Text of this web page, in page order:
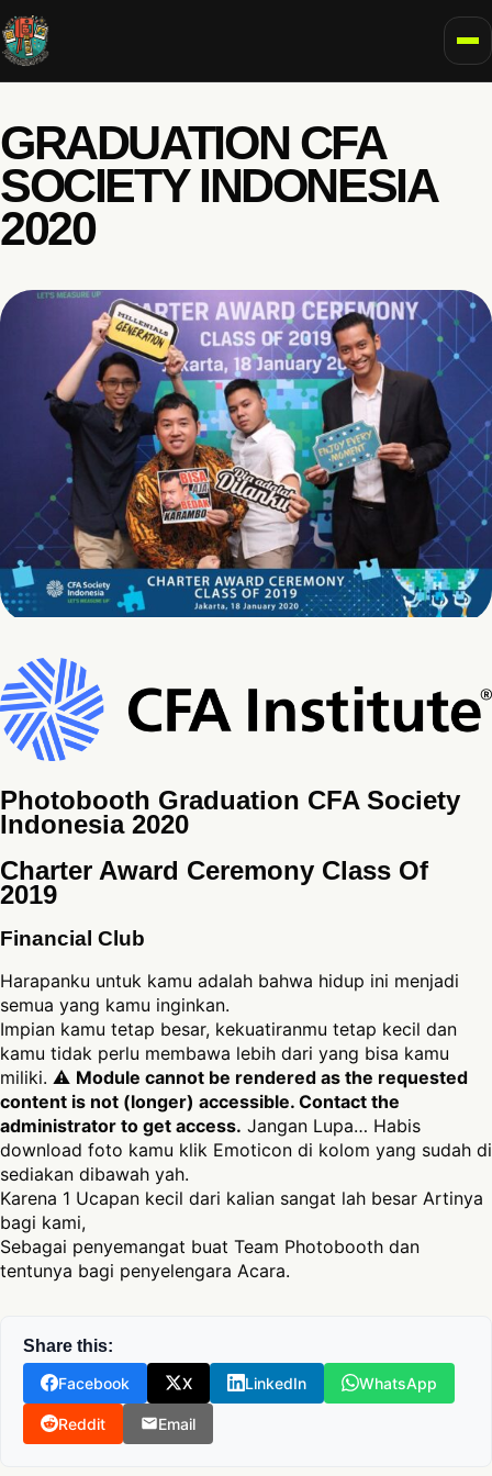
GRADUATION CFA
SOCIETY INDONESIA
2020
Photobooth Graduation CFA Society
Indonesia 2020
Charter Award Ceremony Class Of
2019
Financial Club
Harapanku untuk kamu adalah bahwa hidup ini menjadi
semua yang kamu inginkan.
Impian kamu tetap besar, kekuatiranmu tetap kecil dan
kamu tidak perlu membawa lebih dari yang bisa kamu
miliki. ⚠ Module cannot be rendered as the requested
content is not (longer) accessible. Contact the
administrator to get access. Jangan Lupa… Habis
download foto kamu klik Emoticon di kolom yang sudah di
sediakan dibawah yah.
Karena 1 Ucapan kecil dari kalian sangat lah besar Artinya
bagi kami,
Sebagai penyemangat buat Team Photobooth dan
tentunya bagi penyelengara Acara.
Share this:
Facebook
X LinkedIn WhatsApp
Reddit Email